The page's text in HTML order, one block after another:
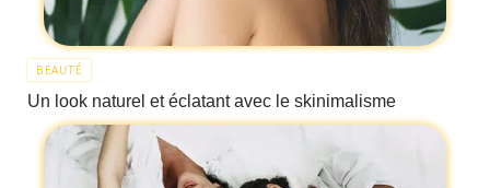
BEAUTÉ
Un look naturel et éclatant avec le skinimalisme